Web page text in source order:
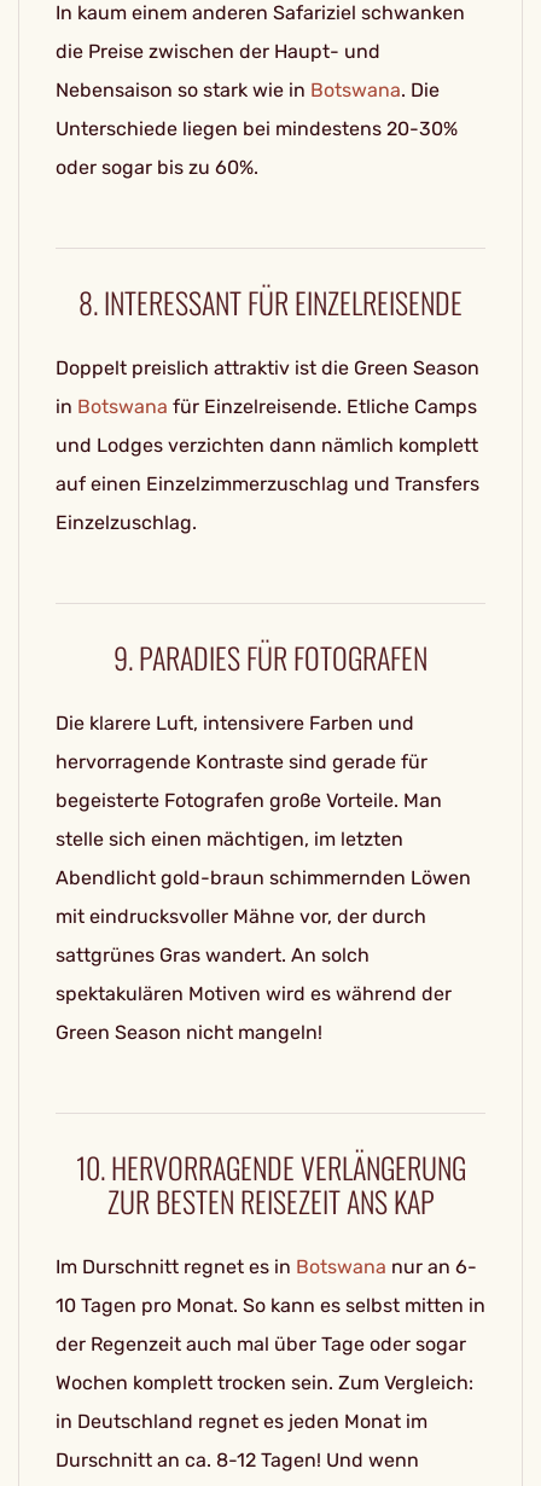
In kaum einem anderen Safariziel schwanken
die Preise zwischen der Haupt- und
Nebensaison so stark wie in Botswana. Die
Unterschiede liegen bei mindestens 20-30%
oder sogar bis zu 60%.
8. INTERESSANT FÜR EINZELREISENDE
Doppelt preislich attraktiv ist die Green Season
in Botswana für Einzelreisende. Etliche Camps
und Lodges verzichten dann nämlich komplett
auf einen Einzelzimmerzuschlag und Transfers
Einzelzuschlag.
9. PARADIES FÜR FOTOGRAFEN
Die klarere Luft, intensivere Farben und
hervorragende Kontraste sind gerade für
begeisterte Fotografen große Vorteile. Man
stelle sich einen mächtigen, im letzten
Abendlicht gold-braun schimmernden Löwen
mit eindrucksvoller Mähne vor, der durch
sattgrünes Gras wandert. An solch
spektakulären Motiven wird es während der
Green Season nicht mangeln!
10. HERVORRAGENDE VERLÄNGERUNG
ZUR BESTEN REISEZEIT ANS KAP
Im Durschnitt regnet es in Botswana nur an 6-
10 Tagen pro Monat. So kann es selbst mitten in
der Regenzeit auch mal über Tage oder sogar
Wochen komplett trocken sein. Zum Vergleich:
in Deutschland regnet es jeden Monat im
Durschnitt an ca. 8-12 Tagen! Und wenn